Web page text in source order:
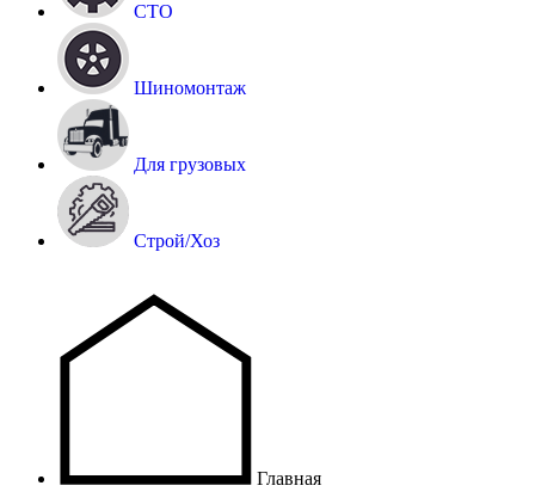
СТО
Шиномонтаж
Для грузовых
Строй/Хоз
Главная